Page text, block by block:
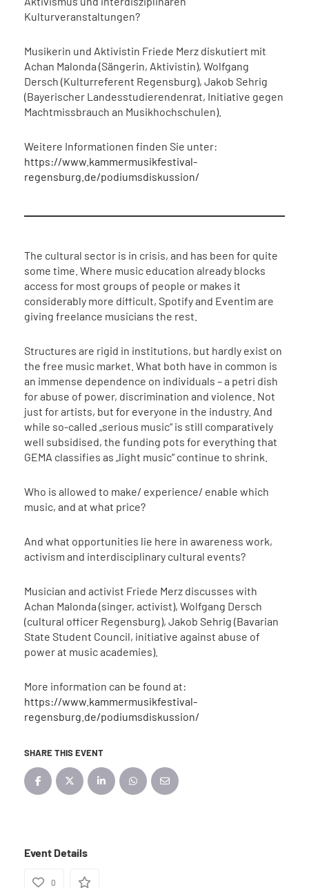
Kulturveranstaltungen?
Musikerin und Aktivistin Friede Merz diskutiert mit
Achan Malonda (Sängerin, Aktivistin), Wolfgang
Dersch (Kulturreferent Regensburg), Jakob Sehrig
(Bayerischer Landesstudierendenrat, Initiative gegen
Machtmissbrauch an Musikhochschulen).
Weitere Informationen finden Sie unter:
https://www.kammermusikfestival-
regensburg.de/podiumsdiskussion/
The cultural sector is in crisis, and has been for quite
some time. Where music education already blocks
access for most groups of people or makes it
considerably more difficult, Spotify and Eventim are
giving freelance musicians the rest.
Structures are rigid in institutions, but hardly exist on
the free music market. What both have in common is
an immense dependence on individuals – a petri dish
for abuse of power, discrimination and violence. Not
just for artists, but for everyone in the industry. And
while so-called „serious music“ is still comparatively
well subsidised, the funding pots for everything that
GEMA classifies as „light music“ continue to shrink.
Who is allowed to make/ experience/ enable which
music, and at what price?
And what opportunities lie here in awareness work,
activism and interdisciplinary cultural events?
Musician and activist Friede Merz discusses with
Achan Malonda (singer, activist), Wolfgang Dersch
(cultural officer Regensburg), Jakob Sehrig (Bavarian
State Student Council, initiative against abuse of
power at music academies).
More information can be found at:
https://www.kammermusikfestival-
regensburg.de/podiumsdiskussion/
SHARE THIS EVENT
Event Details
0